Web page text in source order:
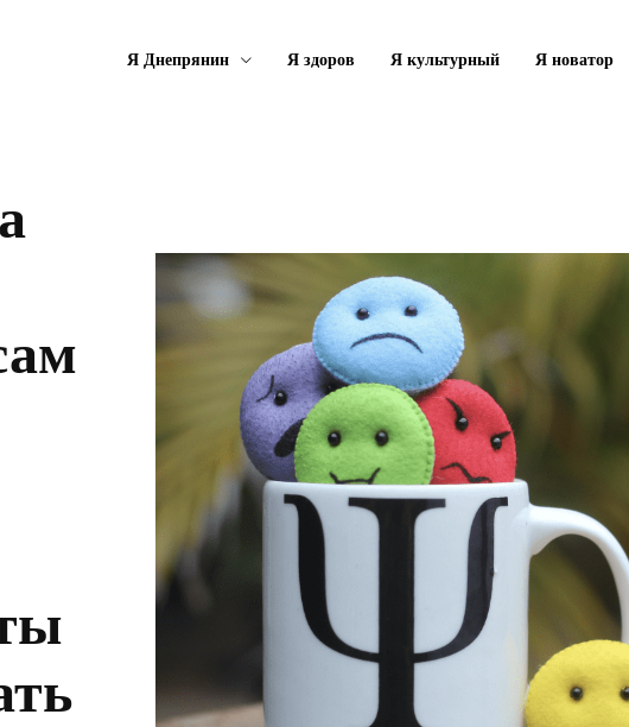
Я Днепрянин Я здоров Я культурный Я новатор